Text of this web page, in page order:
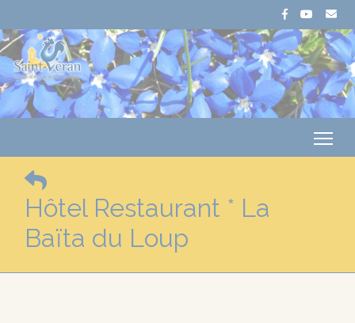
Hôtel Restaurant * La
Baïta du Loup